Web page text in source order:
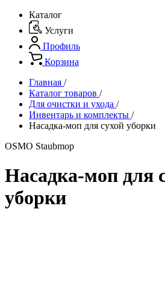
Каталог
Услуги
Профиль
Корзина
Главная /
Каталог товаров /
Для очистки и ухода /
Инвентарь и комплекты /
Насадка-моп для сухой уборки
OSMO Staubmop
Насадка-моп для
уборки